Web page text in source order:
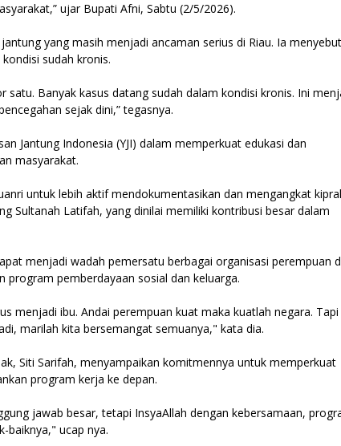
ujar Bupati Afni, Sabtu (2/5/2026).
yang masih menjadi ancaman serius di Riau. Ia menyebut
sudah kronis.
Banyak kasus datang sudah dalam kondisi kronis. Ini
sejak dini,” tegasnya.
Jantung Indonesia (YJI) dalam memperkuat edukasi dan
masyarakat.
untuk lebih aktif mendokumentasikan dan mengangkat
Sultanah Latifah, yang dinilai memiliki kontribusi besar dalam
menjadi wadah pemersatu berbagai organisasi perempuan
program pemberdayaan sosial dan keluarga.
menjadi ibu. Andai perempuan kuat maka kuatlah negara. Tapi
marilah kita bersemangat semuanya," kata dia.
Siti Sarifah, menyampaikan komitmennya untuk memperkuat
program kerja ke depan.
jawab besar, tetapi InsyaAllah dengan kebersamaan,
baiknya," ucap nya.